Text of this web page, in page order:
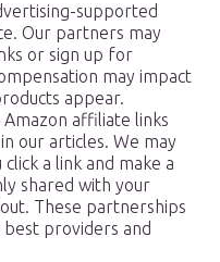
supported
Our partners may
or sign up for
may impact
appear.
Amazon affiliate links
our articles. We may
a link and make a
shared with your
These partnerships
providers and